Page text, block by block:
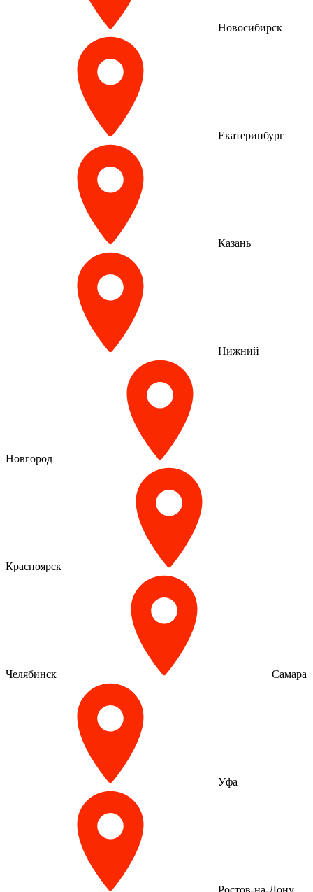
Новосибирск
Екатеринбург
Казань
Нижний
Новгород
Красноярск
Челябинск Самара
Уфа
Ростов-на-Дону